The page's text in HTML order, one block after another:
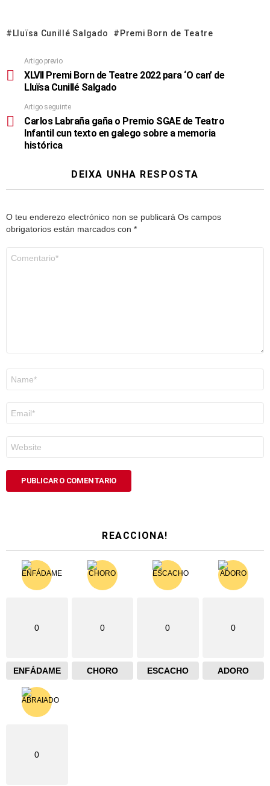
Lluïsa Cunillé Salgado Premi Born de Teatre
Artigo previo
XLVII Premi Born de Teatre 2022 para ‘O can’ de
Lluïsa Cunillé Salgado
Artigo seguinte
Carlos Labraña gaña o Premio SGAE de Teatro
Infantil cun texto en galego sobre a memoria
histórica
DEIXA UNHA RESPOSTA
O teu enderezo electrónico non se publicará Os campos
obrigatorios están marcados con *
electrónico
*
REACCIONA!
0
ENFÁDAME
0
CHORO
0
ESCACHO
0
ADORO
0